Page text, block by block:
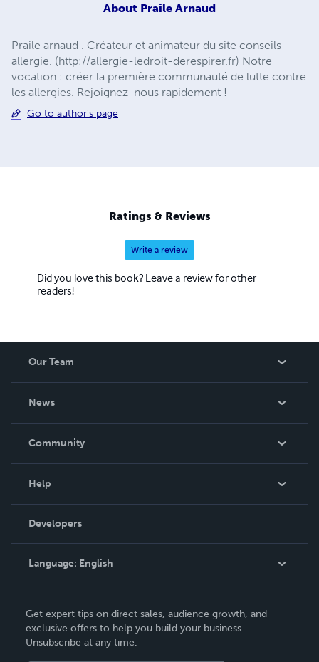
About Praile Arnaud
Praile arnaud . Créateur et animateur du site conseils
allergie. (http://allergie-ledroit-derespirer.fr) Notre
vocation : créer la première communauté de lutte contre
les allergies. Rejoignez-nous rapidement !
Go to author's page
Ratings & Reviews
Write a review
Did you love this book? Leave a review for other
readers!
Our Team
News
In The News
Community
Podcast
Help
Order Lookup
Knowledge Base
Contact Support
Developers
Language: English
Deutsch
Français
Get expert tips on direct sales, audience growth, and
exclusive offers to help you build your business.
Unsubscribe at any time.